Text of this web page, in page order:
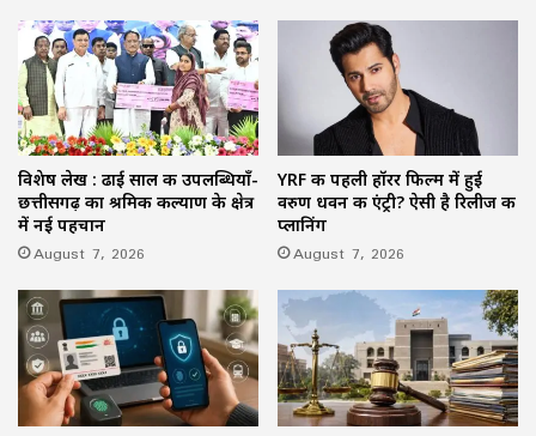
विशेष लेख : ढाई साल की उपलब्धियाँ-
छत्तीसगढ़ का श्रमिक कल्याण के क्षेत्र
में नई पहचान
August 7, 2026
YRF की पहली हॉरर फिल्म में हुई
वरुण धवन की एंट्री? ऐसी है रिलीज की
प्लानिंग
August 7, 2026